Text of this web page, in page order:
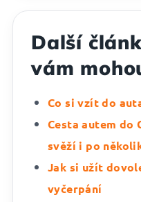
Další
vám
Co si vzít do
Cesta autem do
svěží i po
Jak si užít
vyčerpání